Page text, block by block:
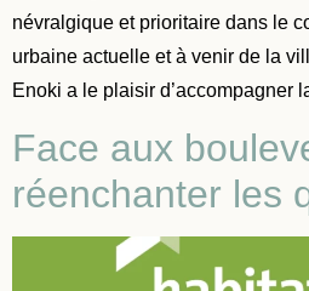
névralgique et prioritaire dans le
urbaine actuelle et à venir de la
Enoki a le plaisir d’accompagner
Face aux
réenchanter les